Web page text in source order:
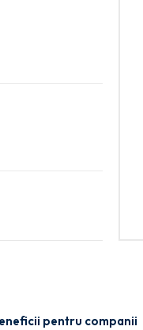
pentru companii